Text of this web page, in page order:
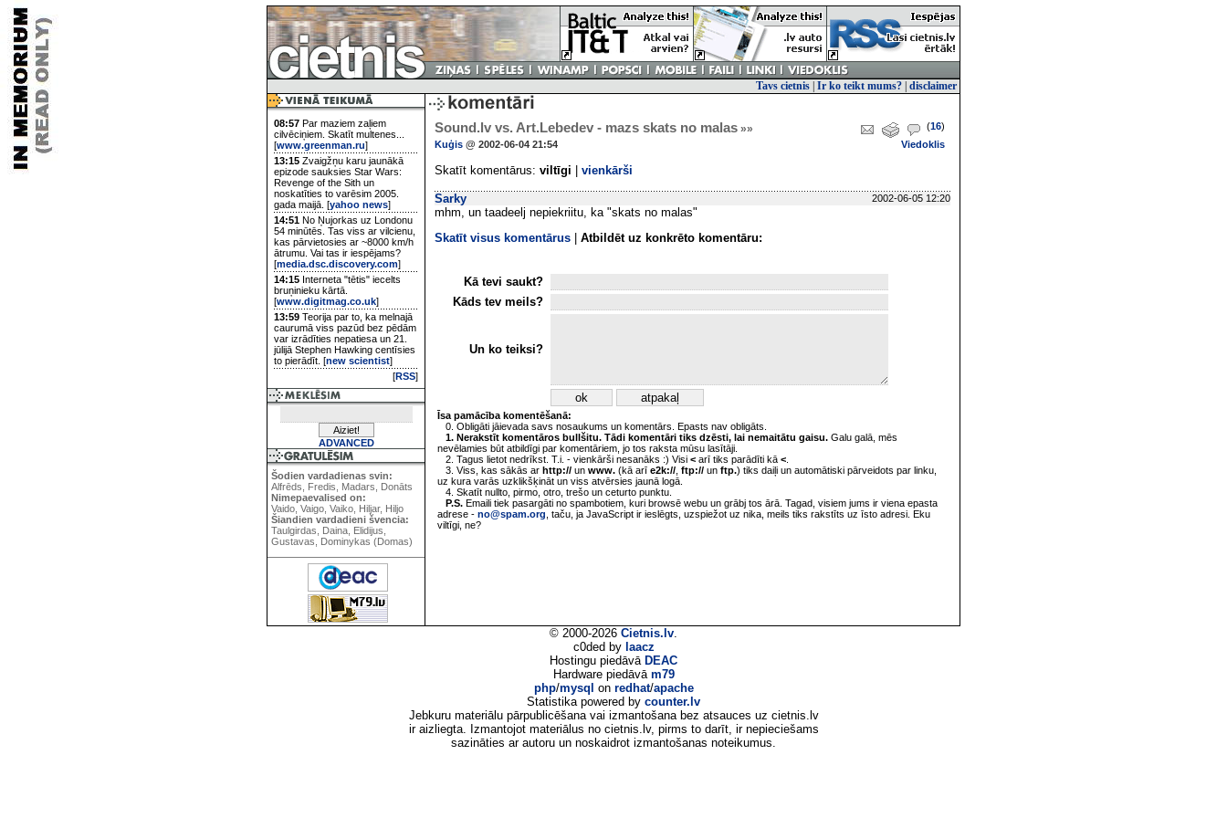
Tavs cietnis Ir ko teikt mums? disclaimer
08:57 Par maziem zaļiem
cilvēciņiem. Skatīt multenes...
[www.greenman.ru]
13:15 Zvaigžņu karu jaunākā
epizode sauksies Star Wars:
Revenge of the Sith un
noskatīties to varēsim 2005.
gada maijā. [yahoo news]
14:51 No Ņujorkas uz Londonu
54 minūtēs. Tas viss ar vilcienu,
kas pārvietosies ar ~8000 km/h
ātrumu. Vai tas ir iespējams?
[media.dsc.discovery.com]
14:15 Interneta "tētis" iecelts
bruņinieku kārtā.
[www.digitmag.co.uk]
13:59 Teorija par to, ka melnajā
caurumā viss pazūd bez pēdām
var izrādīties nepatiesa un 21.
jūlijā Stephen Hawking centīsies
to pierādīt. [new scientist]
[RSS]
ADVANCED
Šodien vardadienas svin:
Alfrēds, Fredis, Madars, Donāts
Nimepaevalised on:
Vaido, Vaigo, Vaiko, Hiljar, Hiljo
Šiandien vardadieni švencia:
Taulgirdas, Daina, Elidijus,
Gustavas, Dominykas (Domas)
Sound.lv vs. Art.Lebedev - mazs skats no malas »» (16)
Kuģis @ 2002-06-04 21:54 Viedoklis
Skatīt komentārus: viltīgi vienkārši
Sarky 2002-06-05 12:20
mhm, un taadeelj nepiekriitu, ka "skats no malas"
Skatīt visus komentārus
Atbildēt uz konkrēto komentāru:
Kā tevi saukt?
Kāds tev meils?
Un ko teiksi?
Īsa pamācība komentēšanā:
0. Obligāti jāievada savs nosaukums un komentārs. Epasts nav obligāts.
1. Nerakstīt komentāros bullšitu. Tādi komentāri tiks dzēsti, lai nemaitātu gaisu. Galu galā, mēs
nevēlamies būt atbildīgi par komentāriem, jo tos raksta mūsu lasītāji.
2. Tagus lietot nedrīkst. T.i. - vienkārši nesanāks :) Visi < arī tiks parādīti kā <
3. Viss, kas sākās ar http:// un www. (kā arī e2k:// ftp:// un ftp.) tiks daiļi un automātiski pārveidots par linku,
uz kura varās uzklikšķināt un viss atvērsies jaunā logā.
4. Skatīt nullto, pirmo, otro, trešo un ceturto punktu.
P.S. Emaili tiek pasargāti no spambotiem, kuri browsē webu un grābj tos ārā. Tagad, visiem jums ir viena epasta
adrese - no@spam.org , taču, ja JavaScript ir ieslēgts, uzspiežot uz nika, meils tiks rakstīts uz īsto adresi. Eku
viltīgi, ne?
© 2000-2026 Cietnis.lv.
c0ded by laacz
Hostingu piedāvā DEAC
Hardware piedāvā m79
php/mysql on redhat/apache
Statistika powered by counter.lv
Jebkuru materiālu pārpublicēšana vai izmantošana bez atsauces uz cietnis.lv
ir aizliegta. Izmantojot materiālus no cietnis.lv, pirms to darīt, ir nepieciešams
sazināties ar autoru un noskaidrot izmantošanas noteikumus.